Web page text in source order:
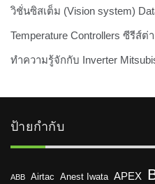
วิชั่นซิสเต็ม (Vision system)
Temperature Controllers ซีรีส์ต่
ทำความรู้จักกับ Inverter
ป้ายกำกับ
ABB Airtac Anest Iwata APEX